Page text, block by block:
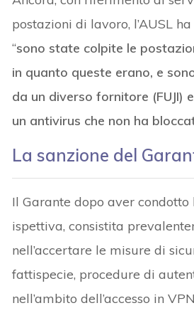
postazioni di lavoro, l’AUSL
“sono state colpite le
in quanto queste erano, e
da un diverso fornitore (FUJI)
un antivirus che non ha
La sanzione del
Il Garante dopo aver
ispettiva, consistita
nell’accertare le misure di
fattispecie, procedure di
nell’ambito dell’accesso in